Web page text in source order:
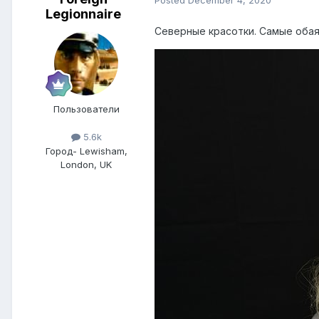
Legionnaire
Пользователи
5.6k
Город- Lewisham,
London, UK
Северные красотки. Самые